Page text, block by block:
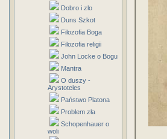
Dobro i zlo
Duns Szkot
Filozofia Boga
Filozofia religii
John Locke o Bogu
Mantra
O duszy -
Arystoteles
Państwo Platona
Problem zła
Schopenhauer o
woli